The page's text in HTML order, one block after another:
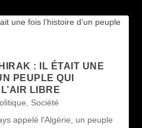
: IL ÉTAIT UNE
PEUPLE QUI
LIBRE
Société
appelé l'Algérie, un peuple